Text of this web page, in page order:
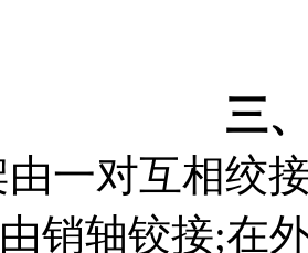
三
由一对互相绞
销轴铰接;在